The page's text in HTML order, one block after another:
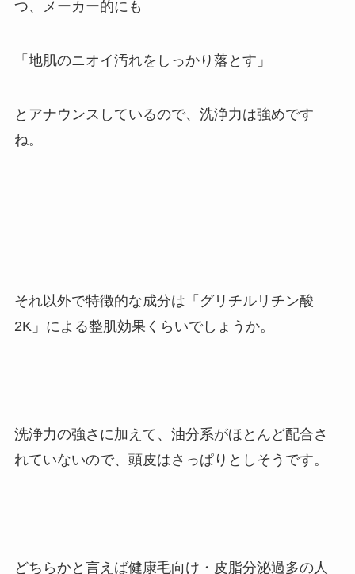
つ、メーカー的にも
「地肌のニオイ汚れをしっかり落とす」
とアナウンスしているので、洗浄力は強めです
ね。
それ以外で特徴的な成分は「グリチルリチン酸
2K」による整肌効果くらいでしょうか。
洗浄力の強さに加えて、油分系がほとんど配合さ
れていないので、頭皮はさっぱりとしそうです。
どちらかと言えば健康毛向け・皮脂分泌過多の人